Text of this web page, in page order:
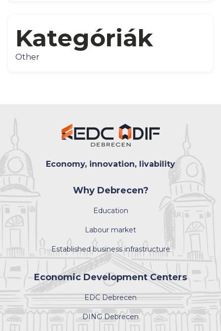
Kategóriák
Other
Economy, innovation, livability
Why Debrecen?
Education
Labour market
Established business infrastructure
Economic Development Centers
EDC Debrecen
DING Debrecen